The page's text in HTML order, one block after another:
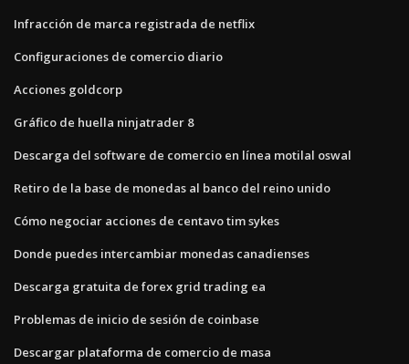
Infracción de marca registrada de netflix
Configuraciones de comercio diario
Acciones goldcorp
Gráfico de huella ninjatrader 8
Descarga del software de comercio en línea motilal oswal
Retiro de la base de monedas al banco del reino unido
Cómo negociar acciones de centavo tim sykes
Donde puedes intercambiar monedas canadienses
Descarga gratuita de forex grid trading ea
Problemas de inicio de sesión de coinbase
Descargar plataforma de comercio de masa